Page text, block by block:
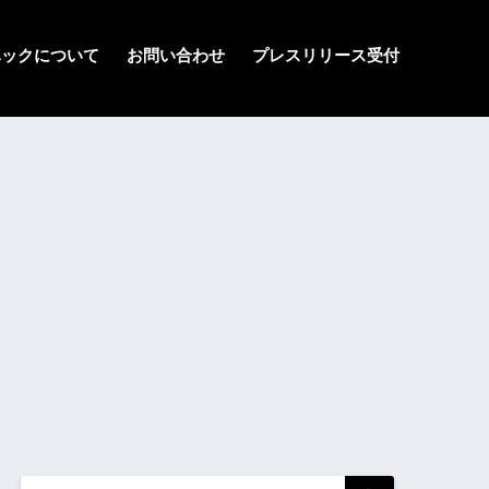
クについて お問い合わせ プレスリリース受付